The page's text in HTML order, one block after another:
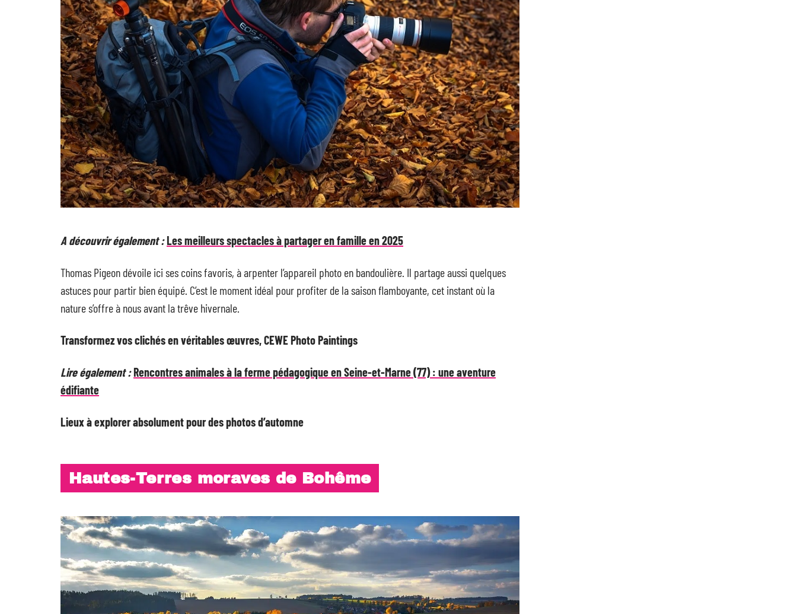
A découvrir également :Les meilleurs spectacles à partager en famille en 2025
Thomas Pigeon dévoile ici ses coins favoris, à arpenter l’appareil photo en bandoulière. Il partage aussi quelques
astuces pour partir bien équipé. C’est le moment idéal pour profiter de la saison flamboyante, cet instant où la
nature s’offre à nous avant la trêve hivernale.
Transformez vos clichés en véritables œuvres, CEWE Photo Paintings
Lire également :Rencontres animales à la ferme pédagogique en Seine-et-Marne (77) : une aventure
édifiante
Lieux à explorer absolument pour des photos d’automne
Hautes-Terres moraves de Bohême